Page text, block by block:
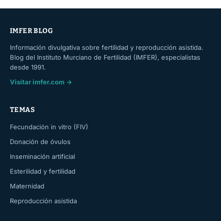
IMFER BLOG
Información divulgativa sobre fertilidad y reproducción asistida.
Blog del Instituto Murciano de Fertilidad (IMFER), especialistas
desde 1991.
Visitar imfer.com →
TEMAS
Fecundación in vitro (FIV)
Donación de óvulos
Inseminación artificial
Esterilidad y fertilidad
Maternidad
Reproducción asistida